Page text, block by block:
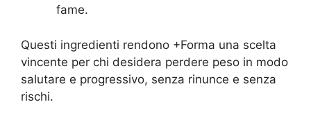
fame.
Questi ingredienti rendono +Forma una scelta
vincente per chi desidera perdere peso in modo
salutare e progressivo, senza rinunce e senza
rischi.